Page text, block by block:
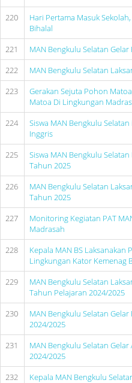
220
Hari Pertama Masuk
Bihalal
221
MAN Bengkulu Selatan
222
MAN Bengkulu Selatan
223
Gerakan Sejuta Pohon
Matoa Di Lingkungan
224
Siswa MAN Bengkulu
Inggris
225
Siswa MAN Bengkulu
Tahun 2025
226
MAN Bengkulu Selatan
Tahun 2025
227
Monitoring Kegiatan PAT
Madrasah
228
Kepala MAN BS
Lingkungan Kator Kemenag
229
MAN Bengkulu Selatan
Tahun Pelajaran 2024/2025
230
MAN Bengkulu Selatan
2024/2025
231
MAN Bengkulu Selatan
2024/2025
232
Kepala MAN Bengkulu